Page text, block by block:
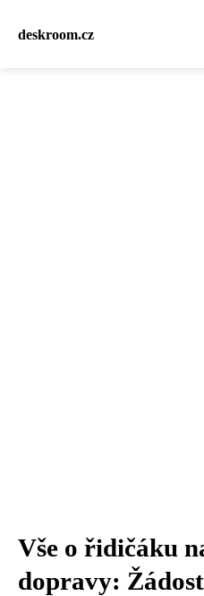
deskroom.cz
Vše o řidičáku
dopravy: